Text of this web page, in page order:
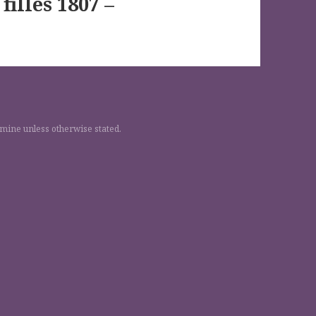
unless otherwise stated.